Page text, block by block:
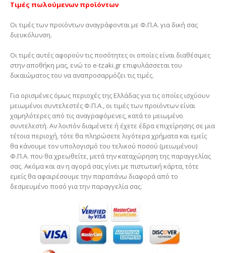
Τιμές πωλούμενων προϊόντων
Οι τιμές των προϊόντων αναγράφονται με Φ.Π.Α. για δική σας
διευκόλυνση.
Οι τιμές αυτές αφορούν τις ποσότητες οι οποίες είναι διαθέσιμες
στην αποθήκη μας, ενώ το e-tzaki.gr επιφυλάσσεται του
δικαιώματος του να αναπροσαρμόζει τις τιμές.
Για ορισμένες όμως περιοχές της Ελλάδας για τις οποίες ισχύουν
μειωμένοι συντελεστές Φ.Π.Α., οι τιμές των προϊόντων είναι
χαμηλότερες από τις αναγραφόμενες, κατά το μειωμένο
συντελεστή. Αν λοιπόν διαμένετε ή έχετε έδρα επιχείρησης σε μια
τέτοια περιοχή, τότε θα πληρώσετε λιγότερα χρήματα και εμείς
θα κάνουμε τον υπολογισμό του τελικού ποσού (μειωμένου)
Φ.Π.Α. που θα χρεωθείτε, μετά την καταχώρηση της παραγγελίας
σας. Ακόμα και αν η αγορά σας γίνει με πιστωτική κάρτα, τότε
εμείς θα αφαιρέσουμε την παραπάνω διαφορά από το
δεσμευμένο ποσό για την παραγγελία σας.